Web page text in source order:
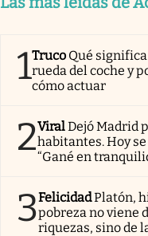
1Truco Qué
rueda del coche y
cómo actuar
2ViralDejó Madrid
habitantes. Hoy
“Gané en
3FelicidadPlatón,
pobreza no viene
riquezas, sino de